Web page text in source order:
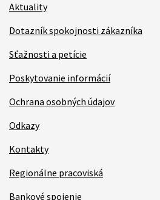
Aktuality
Dotazník spokojnosti zákazníka
Sťažnosti a petície
Poskytovanie informácií
Ochrana osobných údajov
Odkazy
Kontakty
Regionálne pracoviská
Bankové spojenie